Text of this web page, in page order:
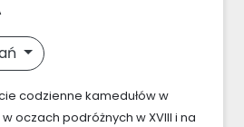
codzienne kamedułów w
oczach podróżnych w XVIII i na